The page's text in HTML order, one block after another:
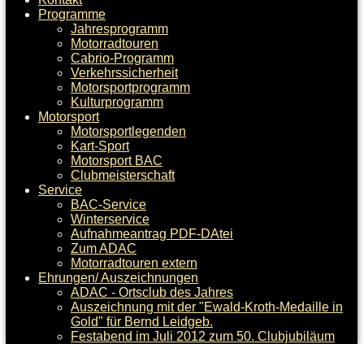
Programme
Jahresprogramm
Motorradtouren
Cabrio-Programm
Verkehrssicherheit
Motorsportprogramm
Kulturprogramm
Motorsport
Motorsportlegenden
Kart-Sport
Motorsport BAC
Clubmeisterschaft
Service
BAC-Service
Winterservice
Aufnahmeantrag PDF-DAtei
Zum ADAC
Motorradtouren extern
Ehrungen/ Auszeichnungen
ADAC - Ortsclub des Jahres
Auszeichnung mit der "Ewald-Kroth-Medaille in
Gold" für Bernd Leidgeb.
Festabend im Juli 2012 zum 50. Clubjubiläum